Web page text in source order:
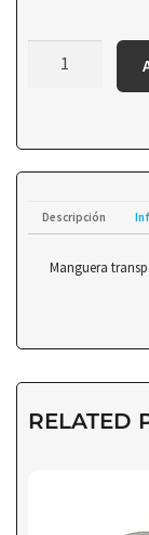
Descripción
Manguera
RELATED